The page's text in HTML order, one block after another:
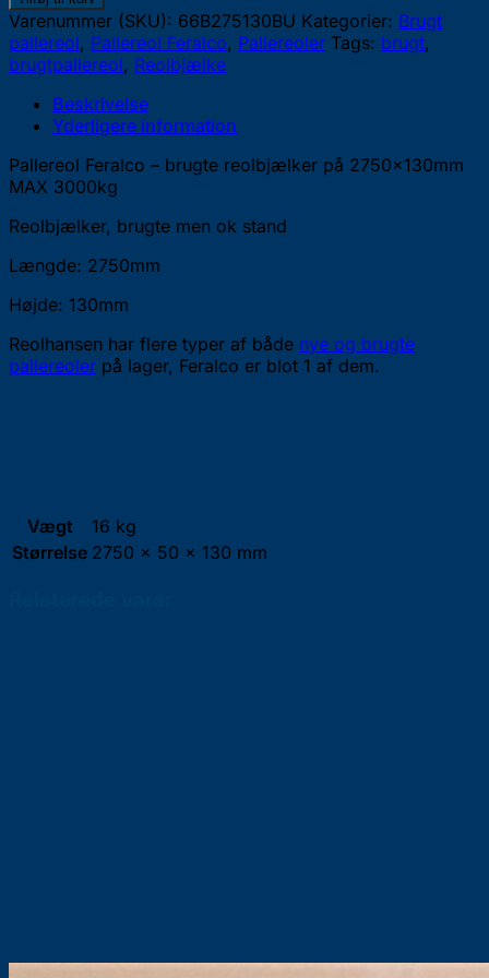
-
brugte
reolbjælker
på
2750x130mm
-
3000kg
antal
Varenummer (SKU): 66B275130BU Kategorier: Brugt
pallereol, Pallereol Feralco, Pallereoler Tags: brugt,
brugtpallereol, Reolbjælke
Beskrivelse
Yderligere information
Pallereol Feralco – brugte reolbjælker på 2750x130mm
MAX 3000kg
Reolbjælker, brugte men ok stand
Længde: 2750mm
Højde: 130mm
Reolhansen har flere typer af både nye og brugte
pallereoler på lager, Feralco er blot 1 af dem.
Vægt
16 kg
Størrelse 2750 × 50 × 130 mm